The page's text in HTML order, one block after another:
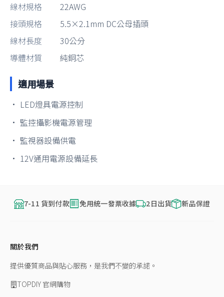
線材規格
22AWG
接頭規格
5.5×2.1mm DC公母插頭
線材長度
30公分
導體材質
純銅芯
適用場景
• LED燈具電源控制
• 監控攝影機電源管理
• 監視器設備供電
• 12V通用電源設備延長
7-11 貨到付款 免用統一發票收據 2日出貨 新品保證
關於我們
提供優質商品與貼心服務，是我們不變的承諾。
TOPDIY 官網購物